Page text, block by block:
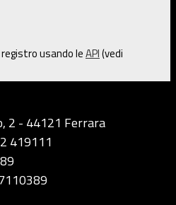
usando leAPI(vedi
2 - 44121 Ferrara
419111